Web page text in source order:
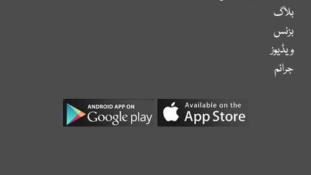
بلاگ
بزنس
ویڈیوز
جرائم